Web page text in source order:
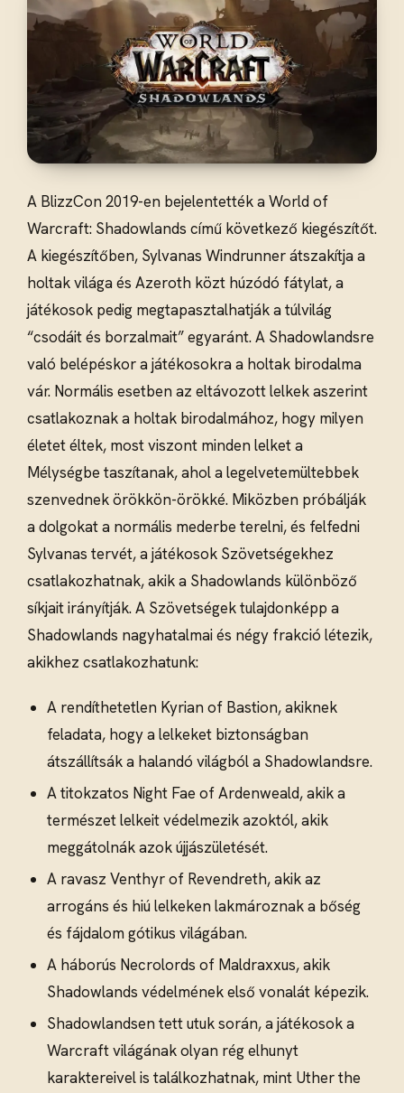
A BlizzCon 2019-en bejelentették a World of
Warcraft: Shadowlands című következő kiegészítőt.
A kiegészítőben, Sylvanas Windrunner átszakítja a
holtak világa és Azeroth közt húzódó fátylat, a
játékosok pedig megtapasztalhatják a túlvilág
“csodáit és borzalmait” egyaránt. A Shadowlandsre
való belépéskor a játékosokra a holtak birodalma
vár. Normális esetben az eltávozott lelkek aszerint
csatlakoznak a holtak birodalmához, hogy milyen
életet éltek, most viszont minden lelket a
Mélységbe taszítanak, ahol a legelvetemültebbek
szenvednek örökkön-örökké. Miközben próbálják
a dolgokat a normális mederbe terelni, és felfedni
Sylvanas tervét, a játékosok Szövetségekhez
csatlakozhatnak, akik a Shadowlands különböző
síkjait irányítják. A Szövetségek tulajdonképp a
Shadowlands nagyhatalmai és négy frakció létezik,
akikhez csatlakozhatunk:
A rendíthetetlen Kyrian of Bastion, akiknek
feladata, hogy a lelkeket biztonságban
átszállítsák a halandó világból a Shadowlandsre.
A titokzatos Night Fae of Ardenweald, akik a
természet lelkeit védelmezik azoktól, akik
meggátolnák azok újjászületését.
A ravasz Venthyr of Revendreth, akik az
arrogáns és hiú lelkeken lakmároznak a bőség
és fájdalom gótikus világában.
A háborús Necrolords of Maldraxxus, akik
Shadowlands védelmének első vonalát képezik.
Shadowlandsen tett utuk során, a játékosok a
Warcraft világának olyan rég elhunyt
karaktereivel is találkozhatnak, mint Uther the